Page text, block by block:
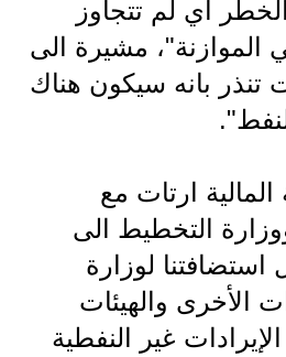
المرحلة المتوسطة
المرحلة الاعدادية
اسئلة وزارية
المرحلة الابتدائية
المرحلة المتوسطة
المرحلة الاعدادية
مرشحات
أي لم تتجاوز
الموازنة"، مشيرة الى
بانه سيكون هناك
ارتات مع
التخطيط الى
لوزارة
الأخرى والهيئات
غير النفطية